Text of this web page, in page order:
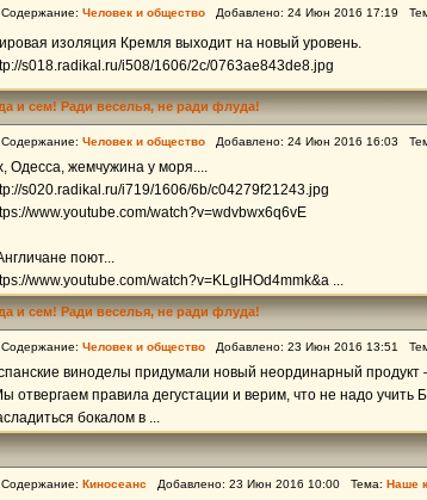
Содержание: Человек и общество Добавлено: 24 Июн 2016 17:19
изоляция Кремля выходит на новый уровень.
s018.radikal.ru/i508/1606/2c/0763ae843de8.jpg
и сем! Ради веселья, не ради флуда!
Содержание: Человек и общество Добавлено: 24 Июн 2016 16:03
Одесса, жемчужина у моря....
s020.radikal.ru/i719/1606/6b/c04279f21243.jpg
www.youtube.com/watch?v=wdvbwx6q6vE
поют...
www.youtube.com/watch?v=KLgIHOd4mmk&a ...
и сем! Ради веселья, не ради флуда!
Содержание: Человек и общество Добавлено: 23 Июн 2016 13:51
виноделы придумали новый неординарный продукт
отвергаем правила дегустации и верим, что не надо учить
бокалом в ...
Содержание: Киносеанс Добавлено: 23 Июн 2016 10:00 Тема: Наше